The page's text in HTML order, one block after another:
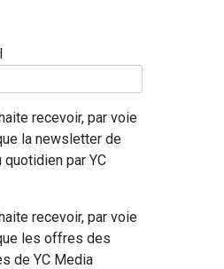
recevoir, par voie
la newsletter de
quotidien par YC
recevoir, par voie
les offres des
de YC Media